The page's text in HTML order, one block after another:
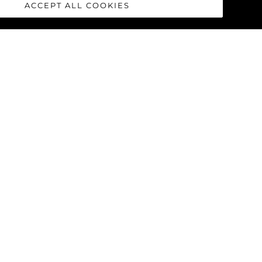
ACCEPT ALL COOKIES